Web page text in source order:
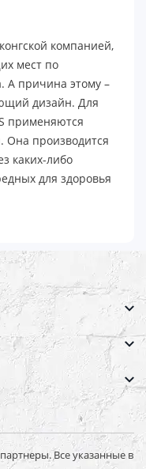
компанией,
мест по
А причина этому –
дизайн. Для
применяются
Она производится
каких-либо
для здоровья
Все указанные в